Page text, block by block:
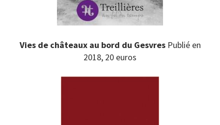
Vies de châteaux au bord du GesvresPublié en
2018, 20 euros